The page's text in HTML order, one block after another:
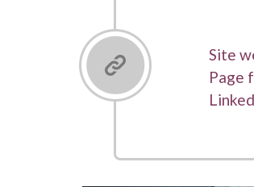
Liens
Site
Page